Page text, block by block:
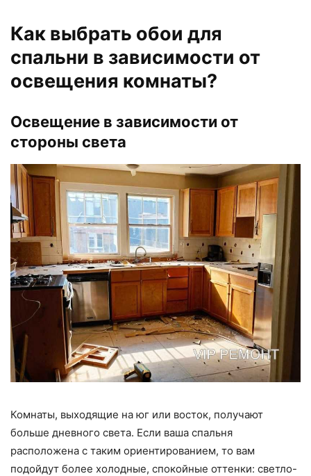
Как выбрать обои для
спальни в зависимости от
освещения комнаты?
Освещение в зависимости от
стороны света
Комнаты, выходящие на юг или восток, получают
больше дневного света. Если ваша спальня
расположена с таким ориентированием, то вам
подойдут более холодные, спокойные оттенки: светло-